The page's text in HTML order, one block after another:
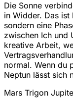
Die Sonne
in Widder. Das ist
sondern eine
zwischen Ich und
kreative Arbeit,
normal. Wenn du
Neptun lässt sich
Mars Trigon